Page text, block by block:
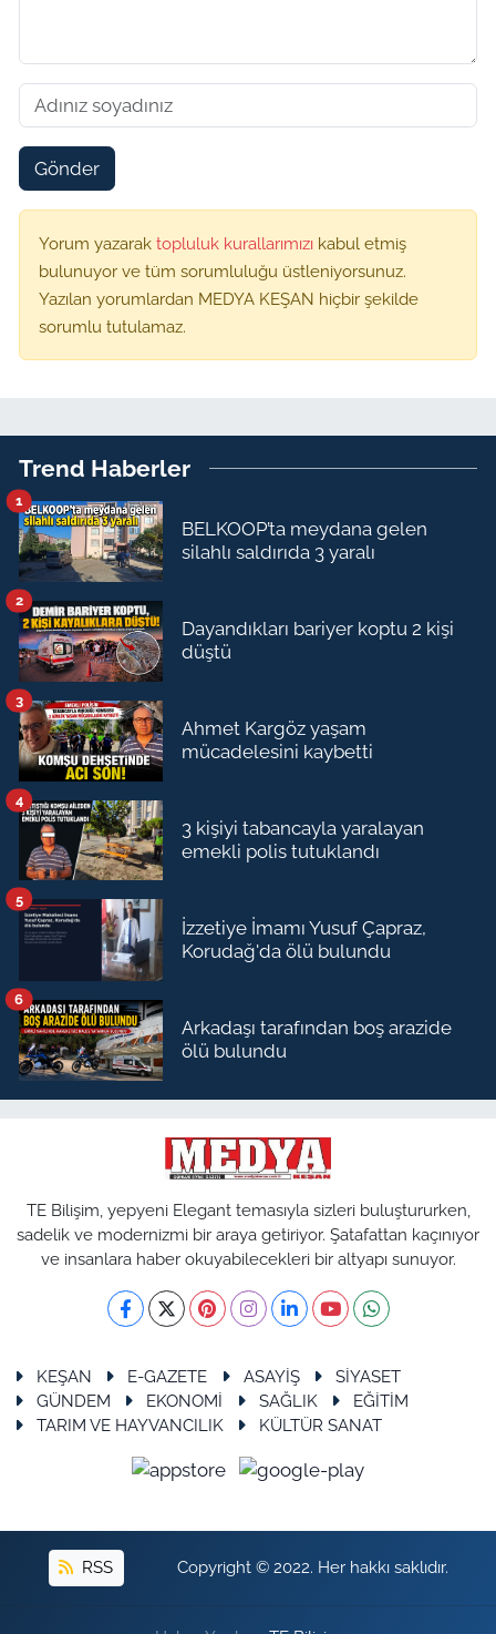
Gönder
Yorum yazarak topluluk kurallarımızı kabul etmiş
bulunuyor ve tüm sorumluluğu üstleniyorsunuz.
Yazılan yorumlardan MEDYA KEŞAN hiçbir şekilde
sorumlu tutulamaz.
Trend Haberler
BELKOOP’ta meydana gelen
silahlı saldırıda 3 yaralı
1
Dayandıkları bariyer koptu 2 kişi
düştü
2
Ahmet Kargöz yaşam
mücadelesini kaybetti
3
3 kişiyi tabancayla yaralayan
emekli polis tutuklandı
4
İzzetiye İmamı Yusuf Çapraz,
Korudağ'da ölü bulundu
5
Arkadaşı tarafından boş arazide
ölü bulundu
6
TE Bilişim, yepyeni Elegant temasıyla sizleri buluştururken,
sadelik ve modernizmi bir araya getiriyor. Şatafattan kaçınıyor
ve insanlara haber okuyabilecekleri bir altyapı sunuyor.
KEŞAN E-GAZETE ASAYİŞ
SİYASET
GÜNDEM
EKONOMİ SAĞLIK
EĞİTİM
TARIM VE HAYVANCILIK
KÜLTÜR SANAT
RSS Copyright © 2022. Her hakkı saklıdır.